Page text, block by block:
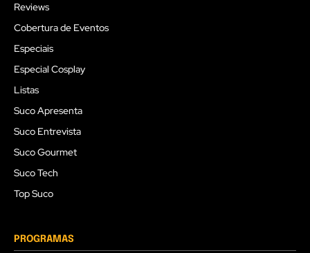
Reviews
Cobertura de Eventos
Especiais
Especial Cosplay
Listas
Suco Apresenta
Suco Entrevista
Suco Gourmet
Suco Tech
Top Suco
PROGRAMAS